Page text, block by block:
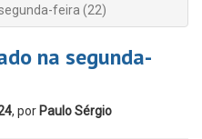
feira (22)
na segunda-
, por Paulo Sérgio